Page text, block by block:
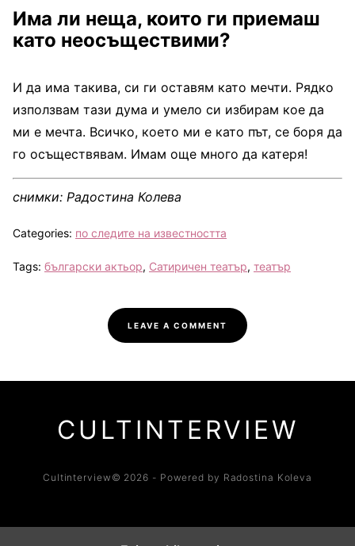
Има ли неща, които ги приемаш
като неосъществими?
И да има такива, си ги оставям като мечти. Рядко
използвам тази дума и умело си избирам кое да
ми е мечта. Всичко, което ми е като път, се боря да
го осъществявам. Имам още много да катеря!
снимки: Радостина Колева
Categories: по следите на известността
Tags: български актьор, Сатиричен театър, театър
LEAVE A COMMENT
CULTINTERVIEW
Cultinterview© 2026 - Powered by Radostina Koleva